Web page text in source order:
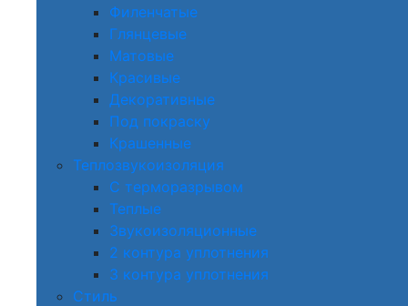
Филенчатые
Глянцевые
Матовые
Красивые
Декоративные
Под покраску
Крашенные
Теплозвукоизоляция
С терморазрывом
Теплые
Звукоизоляционные
2 контура уплотнения
3 контура уплотнения
Стиль